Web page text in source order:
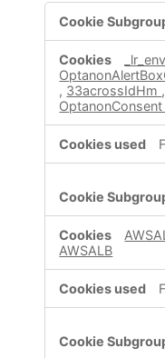
Strictly
Necessary
Cookies
, 33acrossIdHm
OptanonConsent
AWSALB